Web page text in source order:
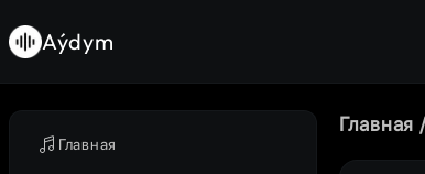
Главная
Aýdym
Главная